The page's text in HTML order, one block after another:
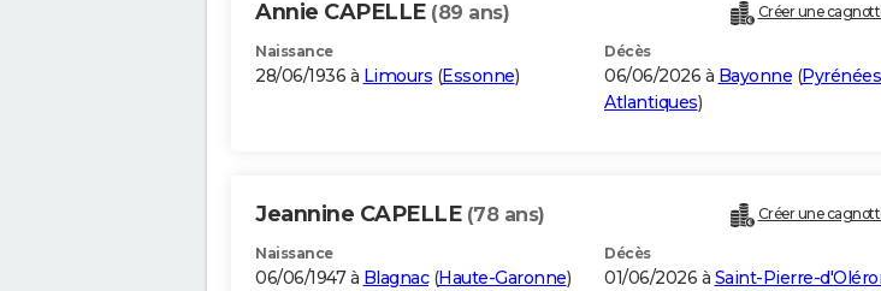
Annie CAPELLE (89 ans) Créer une
Naissance
28/06/1936 à Limours (Essonne)
Décès
06/06/2026 à Bayonne (
Atlantiques)
Jeannine CAPELLE (78 ans) Créer une
Naissance
06/06/1947 à Blagnac(Haute-Garonne)
Décès
01/06/2026 à Saint-Pierre-